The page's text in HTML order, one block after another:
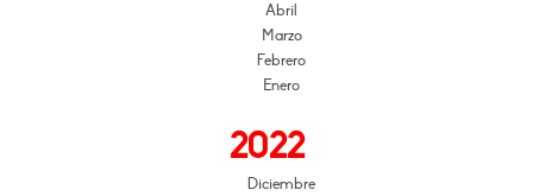
Abril
Marzo
Febrero
Enero
2022
Diciembre